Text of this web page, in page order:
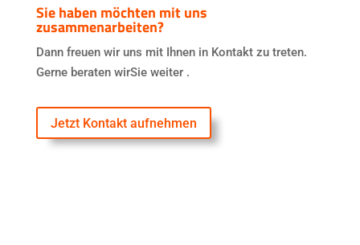
Sie haben möchten mit uns
zusammenarbeiten?
Dann freuen wir uns mit Ihnen in Kontakt zu treten.
Gerne beraten wirSie weiter .
Jetzt Kontakt aufnehmen